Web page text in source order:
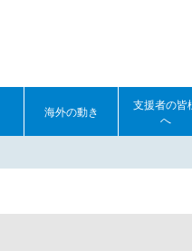
海外の動き
支援者の皆
へ